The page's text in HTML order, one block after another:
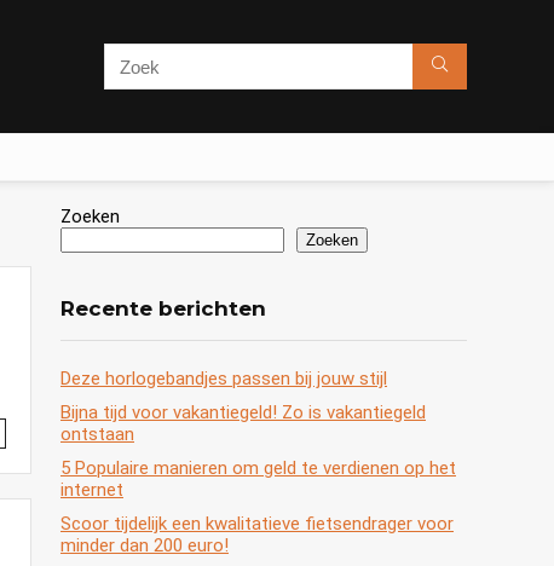
Zoeken
Zoeken
Recente berichten
Deze horlogebandjes passen bij jouw stijl
Bijna tijd voor vakantiegeld! Zo is vakantiegeld
ontstaan
5 Populaire manieren om geld te verdienen op het
internet
Scoor tijdelijk een kwalitatieve fietsendrager voor
minder dan 200 euro!